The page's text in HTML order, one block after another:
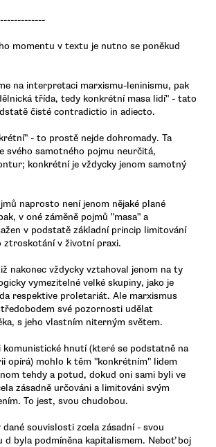
momentu v textu je nutno se poněkud
na interpretaci marxismu-leninismu, pak
třída, tedy konkrétní masa lidí" - tato
čisté contradictio in adiecto.
- to prostě nejde dohromady. Ta
svého samotného pojmu neurčitá,
konkrétní je vždycky jenom samotný
naprosto není jenom nějaké plané
v oné záměně pojmů "masa" a
v podstatě základní princip limitování
ztroskotání v životní praxi.
nakonec vždycky vztahoval jenom na ty
vymezitelné velké skupiny, jako je
respektive proletariát. Ale marxismus
své pozornosti udělat
s jeho vlastním niterným světem.
hnutí (které se podstatně na
opírá) mohlo k těm "konkrétním" lidem
tehdy a potud, dokud oni sami byli ve
zásadně určováni a limitováni svým
To jest, svou chudobou.
souvislosti zcela zásadní - svou
d byla podmíněna kapitalismem. Neboť boj